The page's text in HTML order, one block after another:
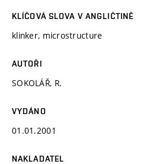
KLÍČOVÁ SLOVA V ANGLIČTINĚ
klinker, microstructure
AUTOŘI
SOKOLÁŘ, R.
VYDÁNO
01.01.2001
NAKLADATEL